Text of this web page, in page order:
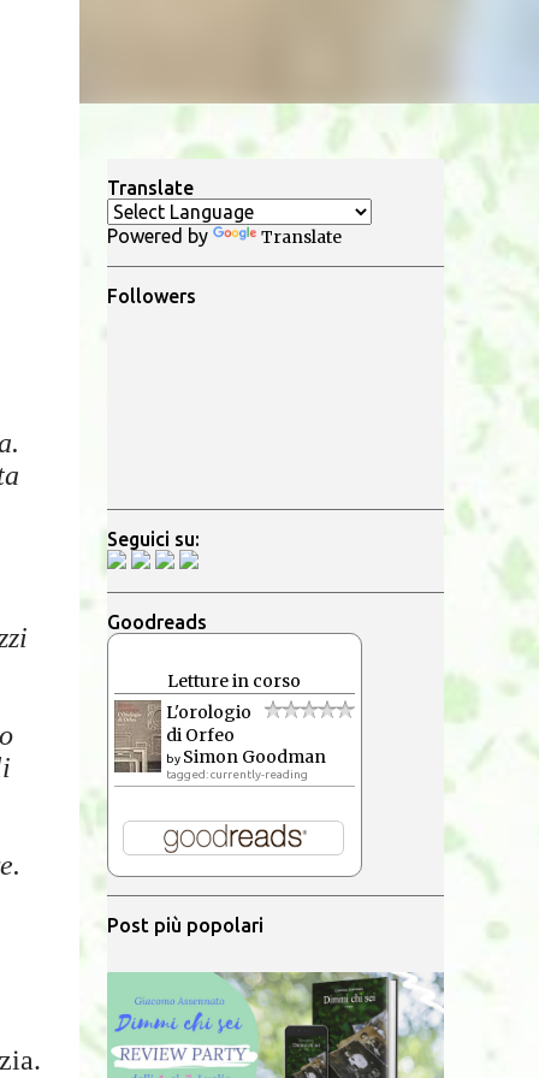
Translate
Powered by Translate
Followers
Seguici su:
Goodreads
Letture in corso
L'orologio
di Orfeo
by Simon Goodman
tagged: currently-reading
Post più popolari